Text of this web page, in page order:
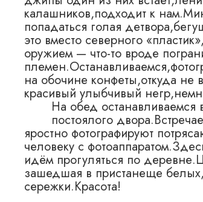
калашников,подходит к
попадаться голая
это вместо северного
оружием — что-то вроде
на обочине конфеты,откуда
красивый улыбчивый
На обед
постоялого
яростно фотографируют
человеку с
идём прогуляться по
зашедшая в пристанеще
сережки.Красота!